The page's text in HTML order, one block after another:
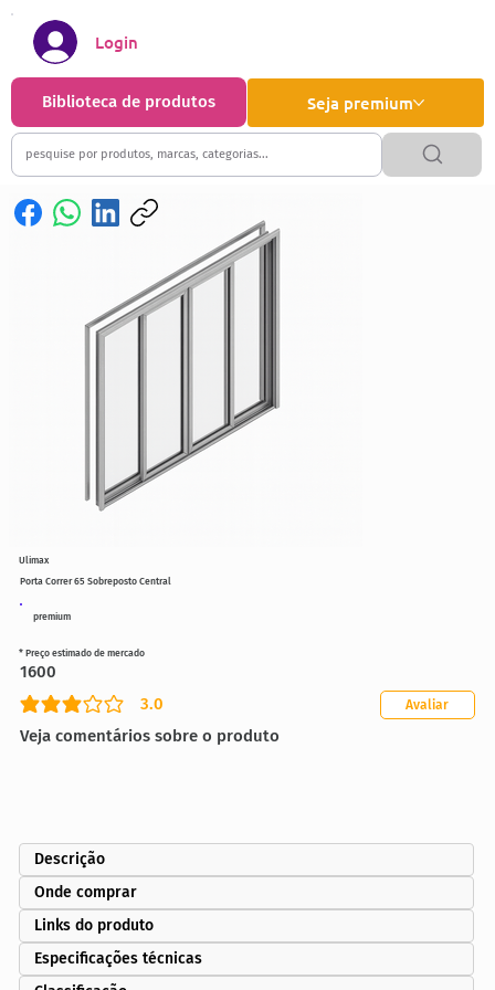
Seja premium
Biblioteca de produtos
Login
premium
Porta Correr 65 Sobreposto Central
3.0
classificação média é 3 de 5
Veja comentários sobre o produto
Avaliar
* Preço estimado de mercado
1600
Ulimax
Descrição
Onde comprar
Links do produto
Especificações técnicas